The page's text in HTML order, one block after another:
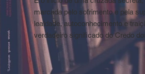
marcada pelo sofrimento e pela
lealdade, autoconhecimento e
verdadeiro significado do Credo